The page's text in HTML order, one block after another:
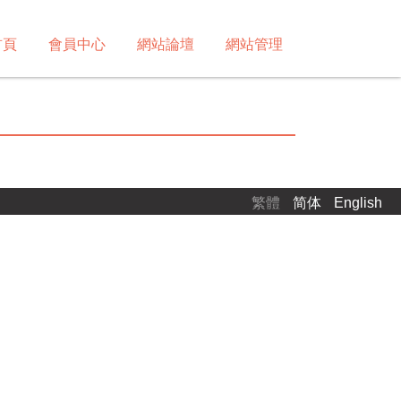
頁 會員中心 網站論壇 網站管理
繁體 简体 English